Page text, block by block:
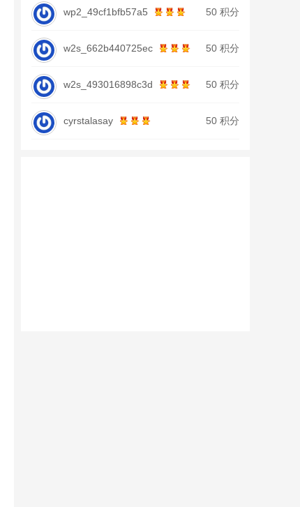
wp2_49cf1bfb57a5 50 积分
w2s_662b440725ec 50 积分
w2s_493016898c3d 50 积分
cyrstalasay 50 积分